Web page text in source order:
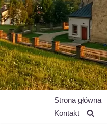
Strona główna
Kontakt